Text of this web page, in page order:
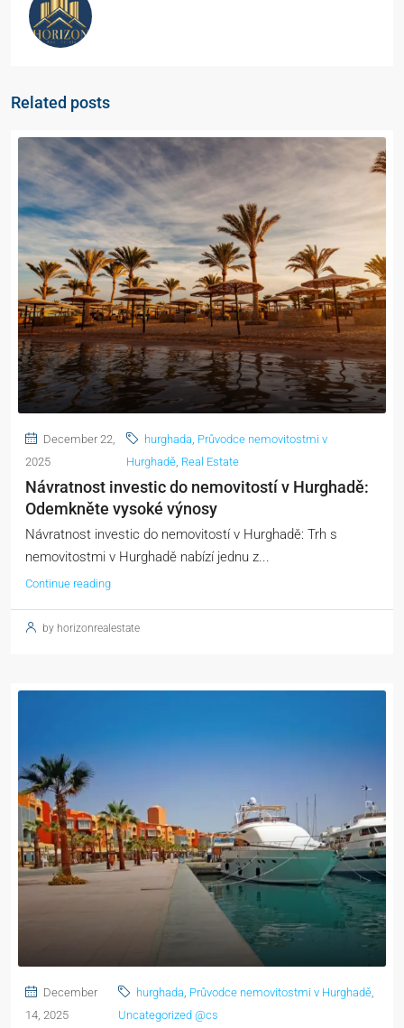
Related posts
December 22,
2025
hurghada, Průvodce nemovitostmi v
Hurghadě, Real Estate
Návratnost investic do nemovitostí v Hurghadě:
Odemkněte vysoké výnosy
Návratnost investic do nemovitostí v Hurghadě: Trh s
nemovitostmi v Hurghadě nabízí jednu z...
Continue reading
by horizonrealestate
December
14, 2025
hurghada, Průvodce nemovitostmi v Hurghadě,
Uncategorized @cs